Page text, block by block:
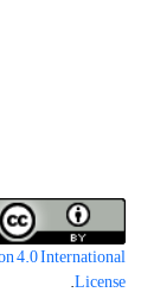
4.0 International
License
.